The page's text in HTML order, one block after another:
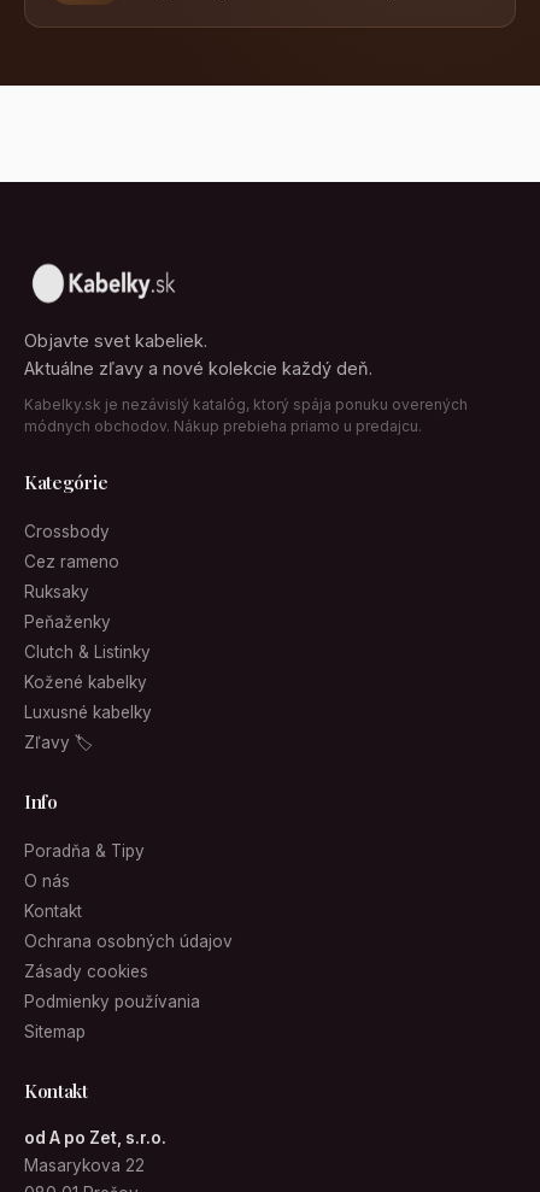
Objavte svet kabeliek.
Aktuálne zľavy a nové kolekcie každý deň.
Kabelky.sk je nezávislý katalóg, ktorý spája ponuku overených
módnych obchodov. Nákup prebieha priamo u predajcu.
Kategórie
Crossbody
Cez rameno
Ruksaky
Peňaženky
Clutch & Listinky
Kožené kabelky
Luxusné kabelky
Zľavy 🏷
Info
Poradňa & Tipy
O nás
Kontakt
Ochrana osobných údajov
Zásady cookies
Podmienky používania
Sitemap
Kontakt
od A po Zet, s.r.o.
Masarykova 22